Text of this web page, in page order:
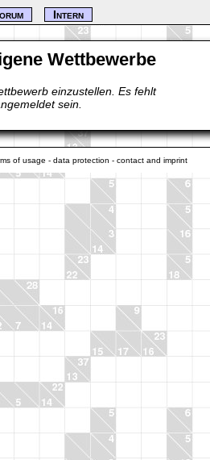
Wettbewerbe
einzustellen. Es fehlt
sein.
Intern
of usage -data protection -contact and imprint